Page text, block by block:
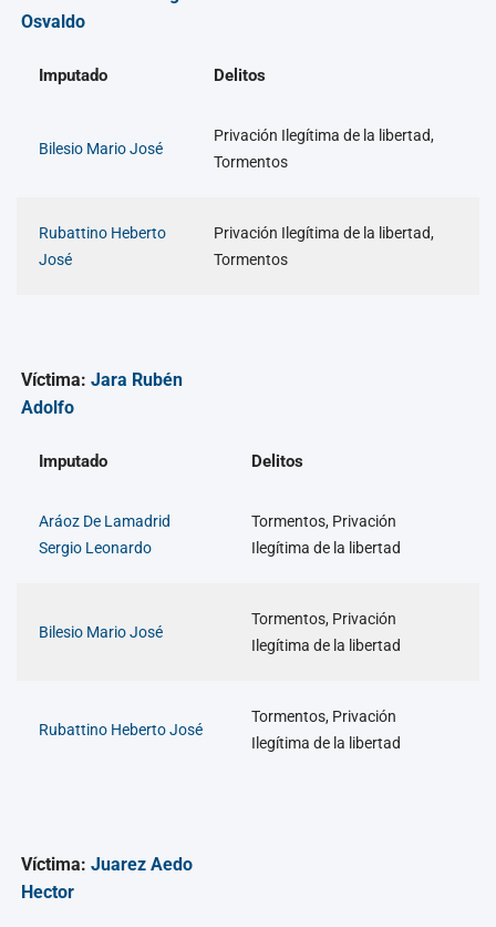
Osvaldo
Imputado Delitos
Bilesio Mario José
Privación Ilegítima de la libertad,
Tormentos
Rubattino Heberto
José
Privación Ilegítima de la libertad,
Tormentos
Víctima: Jara Rubén
Adolfo
Imputado Delitos
Aráoz De Lamadrid
Sergio Leonardo
Tormentos, Privación
Ilegítima de la libertad
Bilesio Mario José
Tormentos, Privación
Ilegítima de la libertad
Rubattino Heberto José
Tormentos, Privación
Ilegítima de la libertad
Víctima:Juarez Aedo
Hector